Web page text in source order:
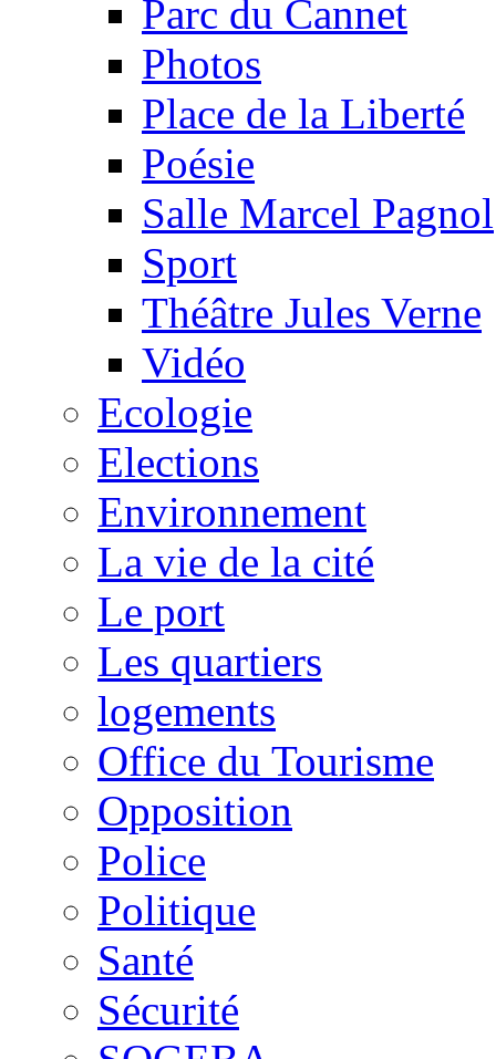
Parc du Cannet
Photos
Place de la Liberté
Poésie
Salle Marcel Pagnol
Sport
Théâtre Jules Verne
Vidéo
Ecologie
Elections
Environnement
La vie de la cité
Le port
Les quartiers
logements
Office du Tourisme
Opposition
Police
Politique
Santé
Sécurité